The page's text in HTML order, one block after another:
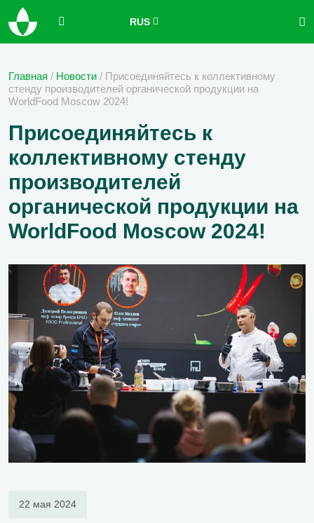
RUS
Главная / Новости / Присоединяйтесь к коллективному
стенду производителей органической продукции на
WorldFood Moscow 2024!
Присоединяйтесь к
коллективному стенду
производителей
органической продукции на
WorldFood Moscow 2024!
22 мая 2024